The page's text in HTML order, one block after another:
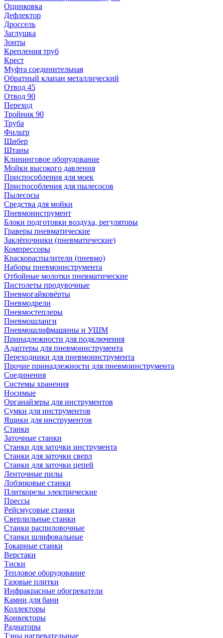
Оцинковка
Дефлектор
Дроссель
Заглушка
Зонты
Крепления труб
Крест
Муфта соединительная
Обратный клапан металлический
Отвод 45
Отвод 90
Переход
Тройник 90
Труба
Фильтр
Шибер
Штаны
Клининговое оборудование
Мойки высокого давления
Приспособления для моек
Приспособления для пылесосов
Пылесосы
Средства для мойки
Пневмоинструмент
Блоки подготовки воздуха, регуляторы
Граверы пневматические
Заклёпочники (пневматические)
Компрессоры
Краскораспылители (пневмо)
Наборы пневмоинструмента
Отбойные молотки пневматические
Пистолеты продувочные
Пневмогайковёрты
Пневмодрели
Пневмостеплеры
Пневмошланги
Пневмошлифмашины и УШМ
Принадлежности для подключения
Адаптеры для пневмоинструмента
Переходники для пневмоинструмента
Прочие принадлежности для пневмоинструмента
Соединения
Системы хранения
Носимые
Органайзеры для инструментов
Сумки для инструментов
Ящики для инструментов
Станки
Заточные станки
Станки для заточки инструмента
Станки для заточки сверл
Станки для заточки цепей
Ленточные пилы
Лобзиковые станки
Плиткорезы электрические
Прессы
Рейсмусовые станки
Сверлильные станки
Станки распиловочные
Станки шлифовальные
Токарные станки
Верстаки
Тиски
Тепловое оборудование
Газовые плитки
Инфракрасные обогреватели
Камни для бани
Коллекторы
Конвекторы
Радиаторы
Тэны нагревательные